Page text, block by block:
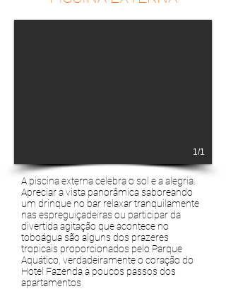
1/1
A piscina externa celebra o sol e a alegria.
Apreciar a vista panorâmica saboreando
um drinque no bar relaxar tranquilamente
nas espreguiçadeiras ou participar da
divertida agitação que acontece no
toboágua são alguns dos prazeres
tropicais proporcionados pelo Parque
Aquático, verdadeiramente o coração do
Hotel Fazenda a poucos passos dos
apartamentos